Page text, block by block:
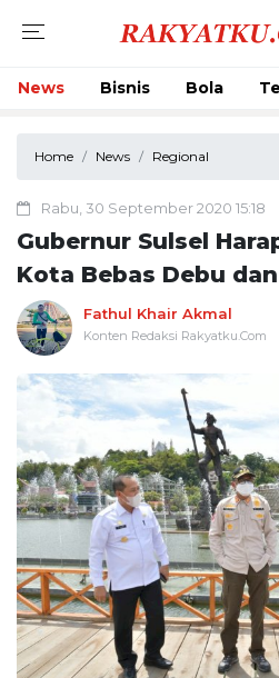
News Bisnis Bola
Home News Regional
Rabu, 30 September 2020 15:18
Gubernur Sulsel
Kota Bebas Debu
Fathul Khair Akmal
Konten Redaksi Rakyatku.Com